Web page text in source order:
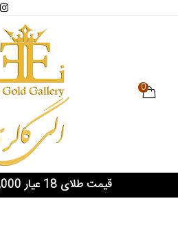
0
قیمت طلای 18 عیار 19,069,000 تومان